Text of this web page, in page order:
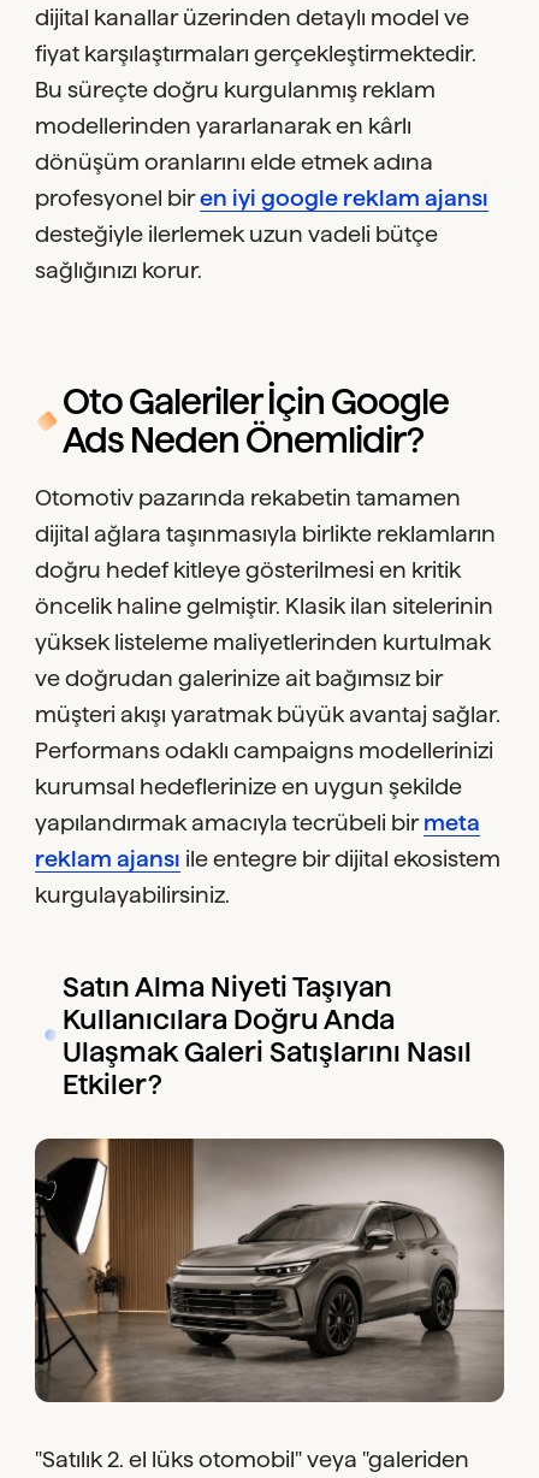
dijital kanallar üzerinden detaylı model ve
fiyat karşılaştırmaları gerçekleştirmektedir.
Bu süreçte doğru kurgulanmış reklam
modellerinden yararlanarak en kârlı
dönüşüm oranlarını elde etmek adına
profesyonel biren iyi google reklam ajansı
desteğiyle ilerlemek uzun vadeli bütçe
sağlığınızı korur.
Oto Galeriler İçin Google
Ads Neden Önemlidir?
Otomotiv pazarında rekabetin tamamen
dijital ağlara taşınmasıyla birlikte reklamların
doğru hedef kitleye gösterilmesi en kritik
öncelik haline gelmiştir. Klasik ilan sitelerinin
yüksek listeleme maliyetlerinden kurtulmak
ve doğrudan galerinize ait bağımsız bir
müşteri akışı yaratmak büyük avantaj sağlar.
Performans odaklı campaigns modellerinizi
kurumsal hedeflerinize en uygun şekilde
yapılandırmak amacıyla tecrübeli bir meta
reklam ajansı ile entegre bir dijital ekosistem
kurgulayabilirsiniz.
Satın Alma Niyeti Taşıyan
Kullanıcılara Doğru Anda
Ulaşmak Galeri Satışlarını Nasıl
Etkiler?
"Satılık 2. el lüks otomobil" veya "galeriden